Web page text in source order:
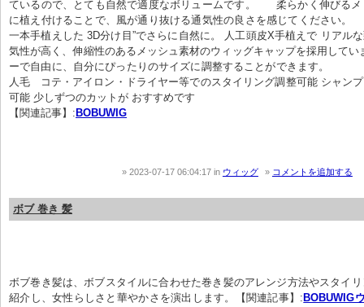
ているので、とても自然で適度なボリュームです。      柔らかく伸びる
に植え付けることで、風が通り抜ける通気性の良さを感じてください。
一本手植えした 3D分け目”でさらに自然に。 人工頭皮X手植えで リアル
気性が高く、伸縮性のあるメッシュ素材のウィッグキャップを採用してい
ーで自由に、自分にぴったりのサイズに調整することができます。
人毛   コテ・アイロン・ドライヤー等でのスタイリング調整可能 シャン
可能 少しずつのカットが おすすめです
【関連記事】:BOBUWIG
2023-07-17 06:04:17 in ウィッグ コメントを追加する
ボブ 巻き 髪
ボブ巻き髪は、ボブスタイルに合わせた巻き髪のアレンジ方法やスタイ
紹介し、女性らしさと華やかさを演出します。【関連記事】: BOBUWIG